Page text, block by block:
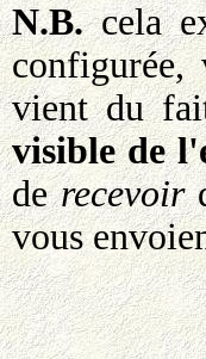
N.B.cela
configurée,
vient du
visible de
derecevoir
vous